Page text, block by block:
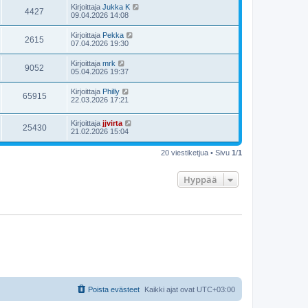
4427 Kirjoittaja Jukka K
09.04.2026 14:08
2615 Kirjoittaja Pekka
07.04.2026 19:30
9052 Kirjoittaja mrk
05.04.2026 19:37
65915 Kirjoittaja Philly
22.03.2026 17:21
25430 Kirjoittaja jjvirta
21.02.2026 15:04
20 viestiketjua • Sivu 1/1
Hyppää
Kaikki ajat ovat UTC+03:00
Poista evästeet